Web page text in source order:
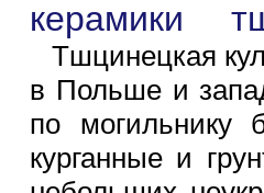
керамики
Тшцинецкая
в Польше и
по могильнику
курганные и